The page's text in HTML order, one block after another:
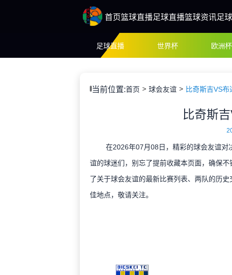
首页篮球直播足球直播篮球资讯足
足球直播 世界杯 欧洲杯
当前位置:首页 球会友谊 比奇斯吉VS
比奇斯
在2026年07月08日，精彩的球会友谊
谊的球迷们，别忘了提前收藏本页面，确保
了关于球会友谊的最新比赛列表、两队的历
佳地点，敬请关注。